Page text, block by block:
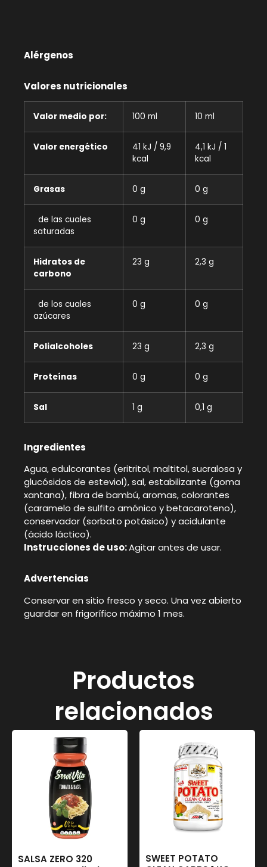
Alérgenos
Valores nutricionales
Valor medio por: 100 ml 10 ml
Valor energético
41 kJ / 9,9
kcal
4,1 kJ / 1
kcal
Grasas 0 g 0 g
de las cuales
saturadas
0 g 0 g
Hidratos de
carbono
23 g 2,3 g
de los cuales
azúcares
0 g 0 g
Polialcoholes 23 g 2,3 g
Proteínas 0 g 0 g
Sal 1 g 0,1 g
Ingredientes
Agua, edulcorantes (eritritol, maltitol, sucralosa y
glucósidos de esteviol), sal, estabilizante (goma
xantana), fibra de bambú, aromas, colorantes
(caramelo de sulfito amónico y betacaroteno),
conservador (sorbato potásico) y acidulante
(ácido láctico).
Instrucciones de uso:Agitar antes de usar.
Advertencias
Conservar en sitio fresco y seco. Una vez abierto
guardar en frigorífico máximo 1 mes.
Productos
relacionados
SALSA ZERO 320
SWEET POTATO